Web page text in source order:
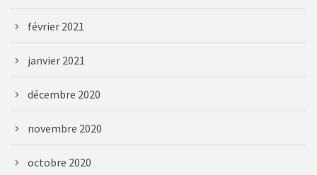
février 2021
janvier 2021
décembre 2020
novembre 2020
octobre 2020